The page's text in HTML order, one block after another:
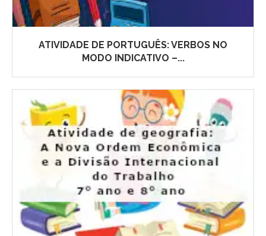
ATIVIDADE DE PORTUGUÊS: VERBOS NO
MODO INDICATIVO –...